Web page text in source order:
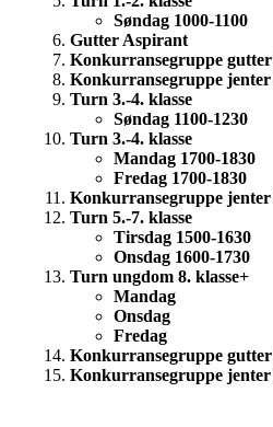
Søndag 1000-1100
Gutter Aspirant
Konkurransegruppe gutter
Konkurransegruppe jenter
Turn 3.-4. klasse
Søndag 1100-1230
Turn 3.-4. klasse
Mandag 1700-1830
Fredag 1700-1830
Konkurransegruppe jenter
Turn 5.-7. klasse
Tirsdag 1500-1630
Onsdag 1600-1730
Turn ungdom 8. klasse+
Mandag
Onsdag
Fredag
Konkurransegruppe
Konkurransegruppe jenter